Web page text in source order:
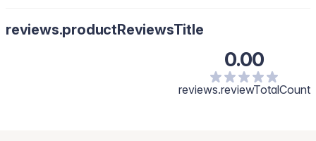
cantitate potrivită pe piele. Întinde crema cu blândețe pe
reviews.productReviewsTitle
0.00
reviews.reviewTotalCount